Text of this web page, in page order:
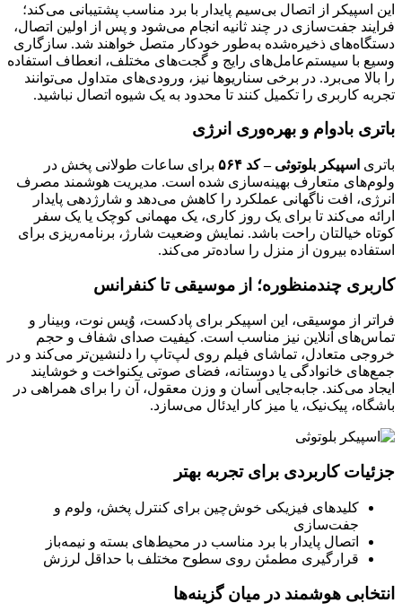
این اسپیکر از اتصال بی‌سیم پایدار با برد مناسب پشتیبانی می‌کند؛
فرایند جفت‌سازی در چند ثانیه انجام می‌شود و پس از اولین اتصال،
دستگاه‌های ذخیره‌شده به‌طور خودکار متصل خواهند شد. سازگاری
وسیع با سیستم‌عامل‌های رایج و گجت‌های مختلف، انعطاف استفاده
را بالا می‌برد. در برخی سناریوها نیز، ورودی‌های متداول می‌توانند
تجربه کاربری را تکمیل کنند تا محدود به یک شیوه اتصال نباشید.
باتری بادوام و بهره‌وری انرژی
باتری اسپیکر بلوتوثی – کد ۵۶۴
برای ساعات طولانی پخش در
ولوم‌های متعارف بهینه‌سازی شده است. مدیریت هوشمند مصرف
انرژی، افت ناگهانی عملکرد را کاهش می‌دهد و شارژدهی پایدار
ارائه می‌کند تا برای یک روز کاری، یک مهمانی کوچک یا یک سفر
کوتاه خیالتان راحت باشد. نمایش وضعیت شارژ، برنامه‌ریزی برای
استفاده بیرون از منزل را ساده‌تر می‌کند.
کاربری چندمنظوره؛ از موسیقی تا کنفرانس
فراتر از موسیقی، این اسپیکر برای پادکست، وُیس نوت، وبینار و
تماس‌های آنلاین نیز مناسب است. کیفیت صدای شفاف و حجم
خروجی متعادل، تماشای فیلم روی لپ‌تاپ را دلنشین‌تر می‌کند و در
جمع‌های خانوادگی یا دوستانه، فضای صوتی یکنواخت و خوشایند
ایجاد می‌کند. جابه‌جایی آسان و وزن معقول، آن را برای همراهی در
باشگاه، پیک‌نیک، یا میز کار ایدئال می‌سازد.
جزئیات کاربردی برای تجربه بهتر
کلیدهای فیزیکی خوش‌چین برای کنترل پخش، ولوم و
جفت‌سازی
اتصال پایدار با برد مناسب در محیط‌های بسته و نیمه‌باز
قرارگیری مطمئن روی سطوح مختلف با حداقل لرزش
انتخابی هوشمند در میان گزینه‌ها